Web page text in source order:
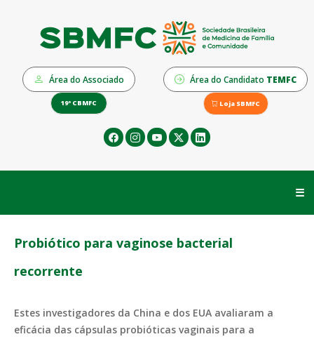
Área do Associado Área do Candidato TEMFC
19º CBMFC Loja SBMFC
☰
Probiótico para vaginose bacterial
recorrente
Estes investigadores da China e dos EUA avaliaram a
eficácia das cápsulas probióticas vaginais para a